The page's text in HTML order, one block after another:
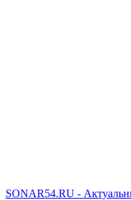
SONAR54.RU -